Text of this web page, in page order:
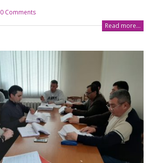
0 Comments
Read more...